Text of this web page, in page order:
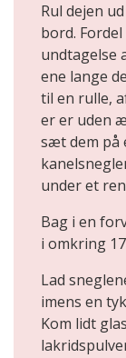
Rul dejen
bord.
undtagelse
ene lange
til en rulle,
er er uden
sæt dem på
under et
Bag i en
i omkring
Lad
imens en
Kom lidt